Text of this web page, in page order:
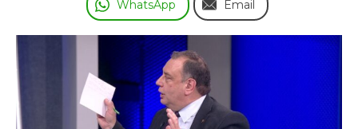
WhatsApp Email